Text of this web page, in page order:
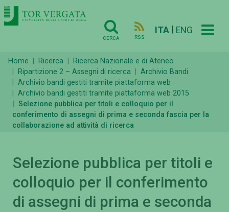
CERCA RSS
ITA ENG
Home Ricerca
Ricerca Nazionale e di Ateneo
Ripartizione 2 – Assegni di ricerca
Archivio Bandi
Archivio bandi gestiti tramite piattaforma web
Archivio bandi gestiti tramite piattaforma web 2015
Selezione pubblica per titoli e colloquio per il
conferimento di assegni di prima e seconda fascia per la
collaborazione ad attività di ricerca
Selezione pubblica per titoli e
colloquio per il conferimento
di assegni di prima e seconda